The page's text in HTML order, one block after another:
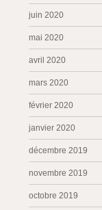
juin 2020
mai 2020
avril 2020
mars 2020
février 2020
janvier 2020
décembre 2019
novembre 2019
octobre 2019